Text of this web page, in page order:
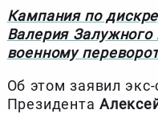
Кампания по
Валерия
военному
Об этом заявил
Президента